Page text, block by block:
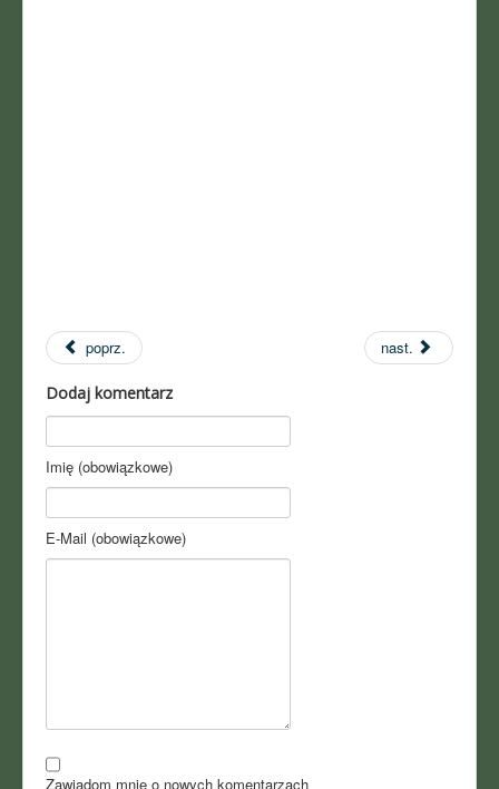
poprz. nast.
Dodaj komentarz
Imię (obowiązkowe)
E-Mail (obowiązkowe)
Zawiadom mnie o nowych komentarzach